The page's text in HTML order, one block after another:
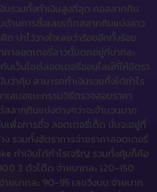
นรวมทั้งทำเงินสูงที่สุด คอสลากกิน
านการซื้อเลขเด็ดสลากกินแบ่งลาว
น่าไว้วางใจเลยว่าร้อยอีกทั้งร้อย
คาลอตเตอรี่ลาวนั้นตกอยู่ที่บาทละ
บเว็บไซต์ลอตเตอรี่ออนไลน์ที่ให้อัตรา
ว่าคุ้ม สามารถทำเงินรวมทั้งได้กำไร
เสนอแนะกรรมวิธีตรวจสอบราคา
ลากกินแบ่งต่างๆว่าจะจำนวนมาก
บเพื่อการซื้อ ลอตเตอรี่เด็ด นั้นจะอยู่ที่
ง รวมทั้งอัตราการจ่ายราคาลอตเตอรี่
ทำเงินได้กำไรเจริญ รวมทั้งคุ้มก็คือ
3 ตัวโต๊ด จ่ายบาทละ 120-150
ยบาทละ 90-95 เลขวิ่งบน จ่ายบาท